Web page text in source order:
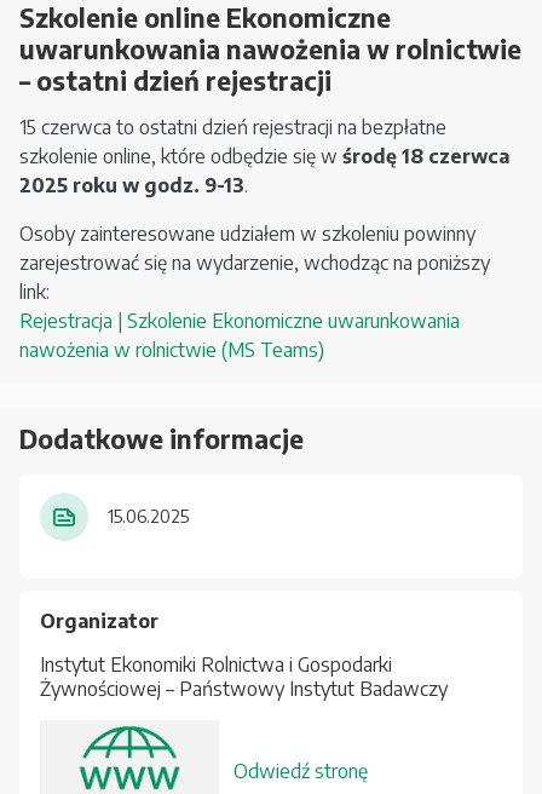
Szkolenie online Ekonomiczne
uwarunkowania nawożenia w rolnictwie
– ostatni dzień rejestracji
15 czerwca to ostatni dzień rejestracji na bezpłatne
szkolenie online, które odbędzie się w środę 18 czerwca
2025 roku w godz. 9-13.
Osoby zainteresowane udziałem w szkoleniu powinny
zarejestrować się na wydarzenie, wchodząc na poniższy
link:
Rejestracja | Szkolenie Ekonomiczne uwarunkowania
nawożenia w rolnictwie (MS Teams)
Dodatkowe informacje
15.06.2025
Organizator
Instytut Ekonomiki Rolnictwa i Gospodarki
Żywnościowej – Państwowy Instytut Badawczy
Odwiedź stronę